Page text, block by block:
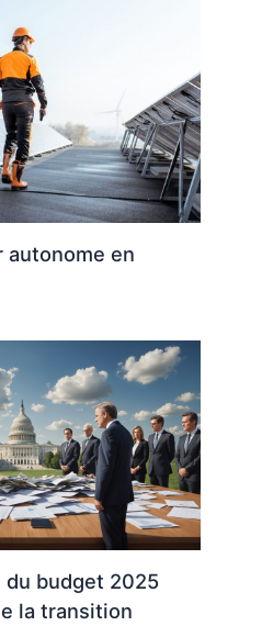
autonome en
budget 2025
la transition